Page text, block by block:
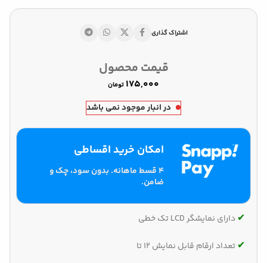
اشتراک گذاری
قیمت محصول
تومان
در انبار موجود نمی باشد
امکان خرید اقساطی
۴ قسط ماهانه. بدون سود، چک و
ضامن.
✔‌ دارای نمایشگر LCD تک خطی
✔‌ تعداد ارقام قابل نمایش 12 تا